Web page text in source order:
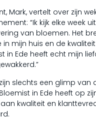
Mark, vertelt over zijn
“Ik kijk elke week
van bloemen. Het
in mijn huis en de
in Ede heeft echt mijn
slechts een glimp van
in Ede heeft op
kwaliteit en